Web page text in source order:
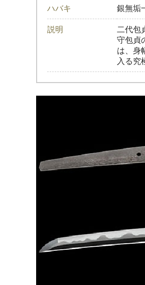
ハバキ 銀無垢
説明
二代包
守包貞
は、身
入る究